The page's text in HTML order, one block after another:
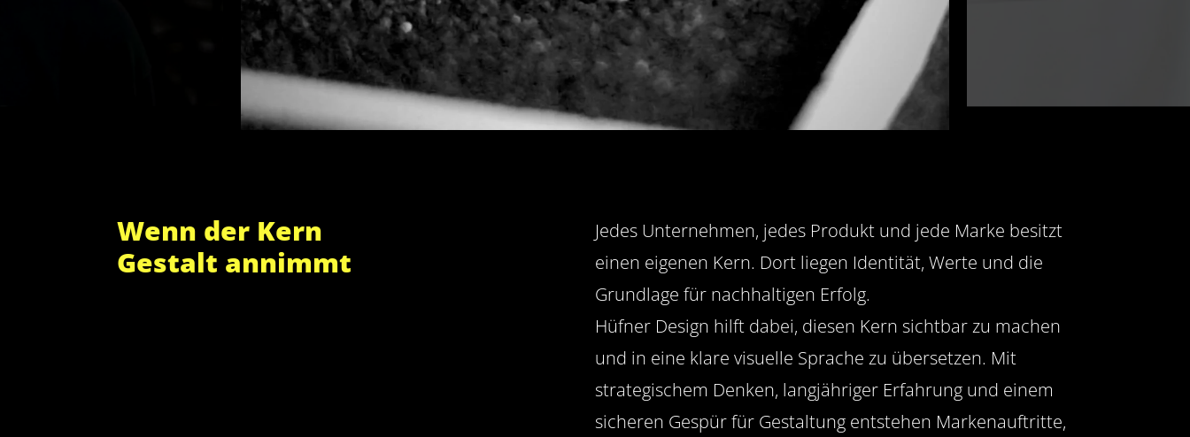
Wenn der Kern
Gestalt annimmt
Jedes Unternehmen, jedes Produkt und jede Marke besitzt
einen eigenen Kern. Dort liegen Identität, Werte und die
Grundlage für nachhaltigen Erfolg.
Hüfner Design hilft dabei, diesen Kern sichtbar zu machen
und in eine klare visuelle Sprache zu übersetzen. Mit
strategischem Denken, langjähriger Erfahrung und einem
sicheren Gespür für Gestaltung entstehen Markenauftritte,